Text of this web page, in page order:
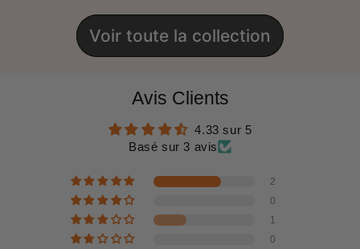
Voir toute la collection
Avis Clients
4.33 sur 5
Basé sur 3 avis
2
0
1
0